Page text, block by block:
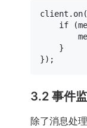
client. on(
if
    }
3.2 事件
除了消息处理